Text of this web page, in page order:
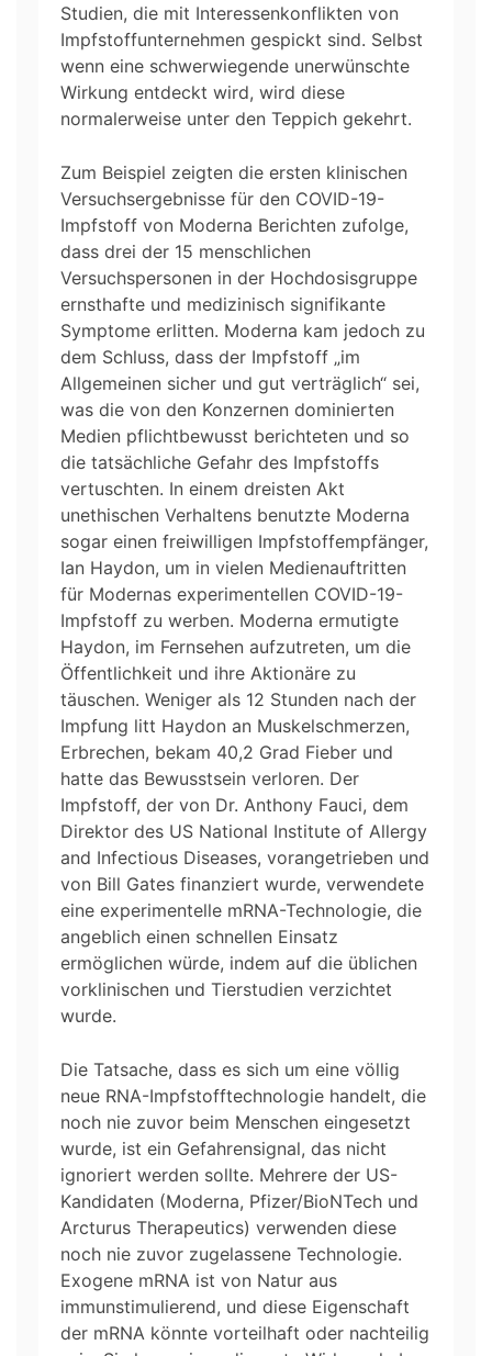
Studien, die mit Interessenkonflikten von
Impfstoffunternehmen gespickt sind. Selbst
wenn eine schwerwiegende unerwünschte
Wirkung entdeckt wird, wird diese
normalerweise unter den Teppich gekehrt.
Zum Beispiel zeigten die ersten klinischen
Versuchsergebnisse für den COVID-19-
Impfstoff von Moderna Berichten zufolge,
dass drei der 15 menschlichen
Versuchspersonen in der Hochdosisgruppe
ernsthafte und medizinisch signifikante
Symptome erlitten. Moderna kam jedoch zu
dem Schluss, dass der Impfstoff „im
Allgemeinen sicher und gut verträglich“ sei,
was die von den Konzernen dominierten
Medien pflichtbewusst berichteten und so
die tatsächliche Gefahr des Impfstoffs
vertuschten. In einem dreisten Akt
unethischen Verhaltens benutzte Moderna
sogar einen freiwilligen Impfstoffempfänger,
Ian Haydon, um in vielen Medienauftritten
für Modernas experimentellen COVID-19-
Impfstoff zu werben. Moderna ermutigte
Haydon, im Fernsehen aufzutreten, um die
Öffentlichkeit und ihre Aktionäre zu
täuschen. Weniger als 12 Stunden nach der
Impfung litt Haydon an Muskelschmerzen,
Erbrechen, bekam 40,2 Grad Fieber und
hatte das Bewusstsein verloren. Der
Impfstoff, der von Dr. Anthony Fauci, dem
Direktor des US National Institute of Allergy
and Infectious Diseases, vorangetrieben und
von Bill Gates finanziert wurde, verwendete
eine experimentelle mRNA-Technologie, die
angeblich einen schnellen Einsatz
ermöglichen würde, indem auf die üblichen
vorklinischen und Tierstudien verzichtet
wurde.
Die Tatsache, dass es sich um eine völlig
neue RNA-Impfstofftechnologie handelt, die
noch nie zuvor beim Menschen eingesetzt
wurde, ist ein Gefahrensignal, das nicht
ignoriert werden sollte. Mehrere der US-
Kandidaten (Moderna, Pfizer/BioNTech und
Arcturus Therapeutics) verwenden diese
noch nie zuvor zugelassene Technologie.
Exogene mRNA ist von Natur aus
immunstimulierend, und diese Eigenschaft
der mRNA könnte vorteilhaft oder nachteilig